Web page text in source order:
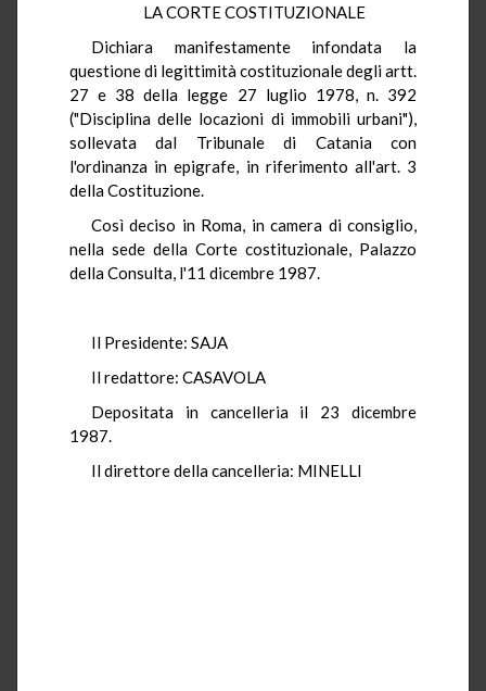
LA CORTE COSTITUZIONALE
Dichiara manifestamente infondata la
questione di legittimità costituzionale degli artt.
27 e 38 della legge 27 luglio 1978, n. 392
("Disciplina delle locazioni di immobili urbani"),
sollevata dal Tribunale di Catania con
l'ordinanza in epigrafe, in riferimento all'art. 3
della Costituzione.
Così deciso in Roma, in camera di consiglio,
nella sede della Corte costituzionale, Palazzo
della Consulta, l'11 dicembre 1987.
Il Presidente: SAJA
Il redattore: CASAVOLA
Depositata in cancelleria il 23 dicembre
1987.
Il direttore della cancelleria: MINELLI